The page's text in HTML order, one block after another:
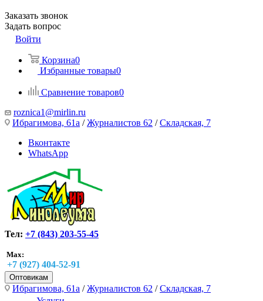
Заказать звонок
Задать вопрос
Войти
Корзина0
Избранные товары0
Сравнение товаров0
roznica1@mirlin.ru
Ибрагимова, 61а /Журналистов 62 /Складская, 7
Вконтакте
WhatsApp
Тел: +7 (843) 203-55-45
Max:
+7 (927) 404-52-91
Оптовикам
Ибрагимова, 61а /Журналистов 62 /Складская, 7